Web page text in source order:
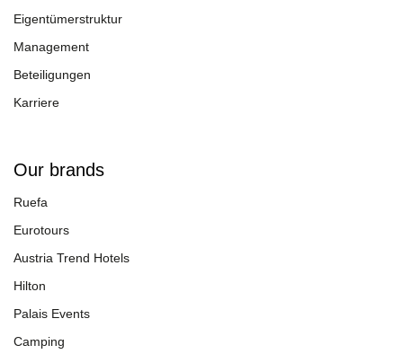
Eigentümerstruktur
Management
Beteiligungen
Karriere
Our brands
Ruefa
Eurotours
Austria Trend Hotels
Hilton
Palais Events
Camping